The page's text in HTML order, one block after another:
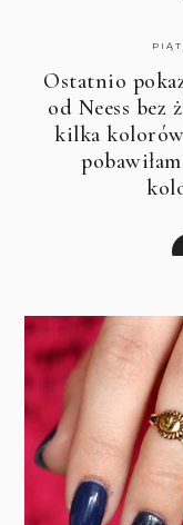
Ostatnio
od Neess bez
kilka